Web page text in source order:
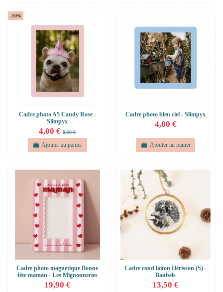
-50%
Cadre photo A5 Candy Rose -
Slimpyx
4,00 €8,00 €
Ajouter au panier
Cadre photo bleu ciel - Slimpyx
4,00 €
Ajouter au panier
Cadre photo magnétique Bonne
fête maman - Les Mignonneries
19,90 €
Cadre rond laiton Hérisson (S) -
Baubels
13,50 €